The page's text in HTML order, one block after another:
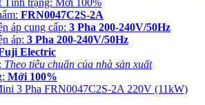
FRN0047C2S-2A
áp cung cấp: 3 Pha 200-240V/50Hz
áp: 3 Pha 200-240V/50Hz
Electric
Theo tiêu chuẩn của nhà sản xuất
Mới 100%
3 Pha FRN0047C2S-2A 220V (11kW)